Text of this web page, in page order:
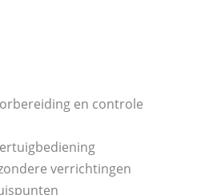
en controle
verrichtingen